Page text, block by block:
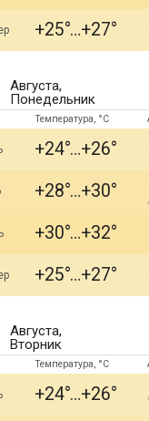
+25 +27
Августа,
Понедельник
Температура, °C
+24 +26
+28 +30
+30 +32
+25 +27
Августа,
Вторник
Температура, °C
+24 +26